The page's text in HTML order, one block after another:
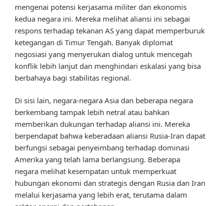
mengenai potensi kerjasama militer dan ekonomis
kedua negara ini. Mereka melihat aliansi ini sebagai
respons terhadap tekanan AS yang dapat memperburuk
ketegangan di Timur Tengah. Banyak diplomat
negosiasi yang menyerukan dialog untuk mencegah
konflik lebih lanjut dan menghindari eskalasi yang bisa
berbahaya bagi stabilitas regional.
Di sisi lain, negara-negara Asia dan beberapa negara
berkembang tampak lebih netral atau bahkan
memberikan dukungan terhadap aliansi ini. Mereka
berpendapat bahwa keberadaan aliansi Rusia-Iran dapat
berfungsi sebagai penyeimbang terhadap dominasi
Amerika yang telah lama berlangsung. Beberapa
negara melihat kesempatan untuk memperkuat
hubungan ekonomi dan strategis dengan Rusia dan Iran
melalui kerjasama yang lebih erat, terutama dalam